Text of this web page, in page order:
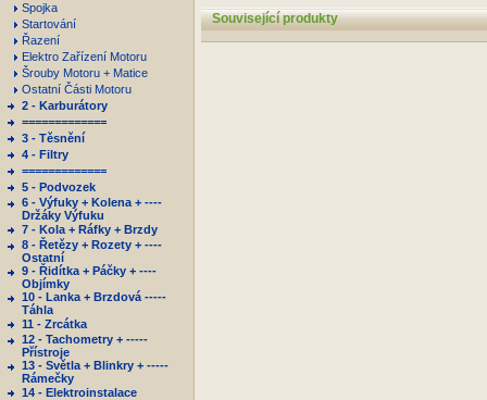
Spojka
Startování
Řazení
Elektro Zařízení Motoru
Šrouby Motoru + Matice
Ostatní Části Motoru
2 - Karburátory
=============
3 - Těsnění
4 - Filtry
=============
5 - Podvozek
6 - Výfuky + Kolena + ----
Držáky Výfuku
7 - Kola + Ráfky + Brzdy
8 - Řetězy + Rozety + ----
Ostatní
9 - Řidítka + Páčky + ----
Objímky
10 - Lanka + Brzdová -----
Táhla
11 - Zrcátka
12 - Tachometry + -----
Přístroje
13 - Světla + Blinkry + -----
Rámečky
14 - Elektroinstalace
Související produkty